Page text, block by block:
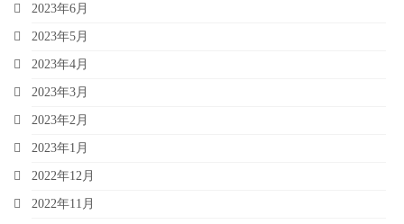
2023年6月
2023年5月
2023年4月
2023年3月
2023年2月
2023年1月
2022年12月
2022年11月